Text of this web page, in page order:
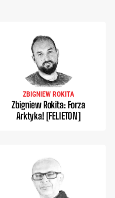
ZBIGNIEW ROKITA
Zbigniew Rokita: Forza
Arktyka! [FELIETON]